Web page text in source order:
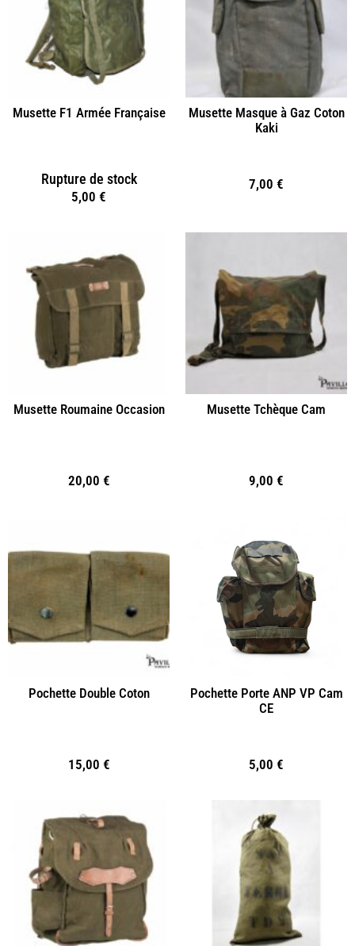
Musette F1 Armée Française
Rupture de stock
5,00 €
Musette Masque à Gaz Coton
Kaki
7,00 €
Musette Roumaine Occasion
20,00 €
Musette Tchèque Cam
9,00 €
Pochette Double Coton
15,00 €
Pochette Porte ANP VP Cam
CE
5,00 €